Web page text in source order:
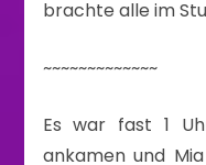
brachte alle im
~~~~~~~~~~~~~
Es war fast 1
ankamen und